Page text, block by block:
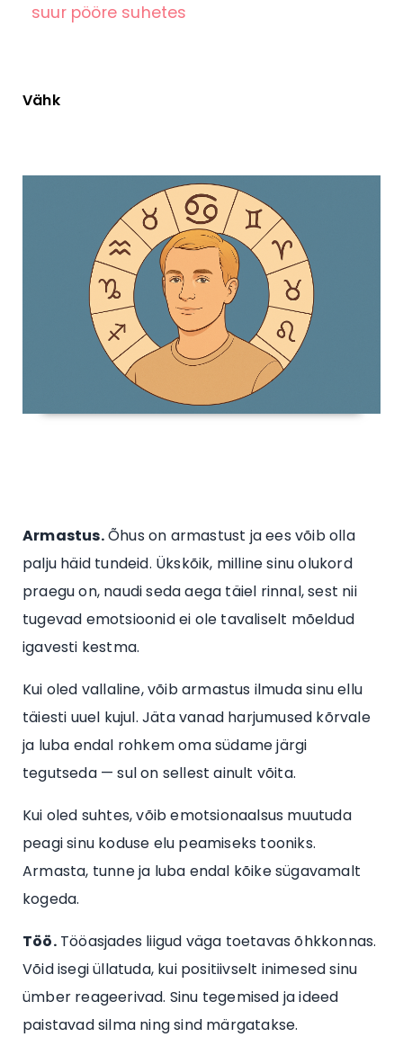
suur pööre suhetes
Vähk
Armastus.Õhus on armastust ja ees võib olla
palju häid tundeid. Ükskõik, milline sinu olukord
praegu on, naudi seda aega täiel rinnal, sest nii
tugevad emotsioonid ei ole tavaliselt mõeldud
igavesti kestma.
Kui oled vallaline, võib armastus ilmuda sinu ellu
täiesti uuel kujul. Jäta vanad harjumused kõrvale
ja luba endal rohkem oma südame järgi
tegutseda — sul on sellest ainult võita.
Kui oled suhtes, võib emotsionaalsus muutuda
peagi sinu koduse elu peamiseks tooniks.
Armasta, tunne ja luba endal kõike sügavamalt
kogeda.
Töö.Tööasjades liigud väga toetavas õhkkonnas.
Võid isegi üllatuda, kui positiivselt inimesed sinu
ümber reageerivad. Sinu tegemised ja ideed
paistavad silma ning sind märgatakse.